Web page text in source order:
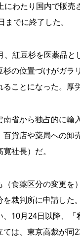
わたり国内で販売
までに終了した。
紅豆杉を医薬品と
杉の位置づけがガラ
ることになった。厚
省から独占的に輸
百貨店や薬局への卸
社長）だ。
食薬区分の変更を
を裁判所に申請した
、10月24日以降、
は、東京高裁が同